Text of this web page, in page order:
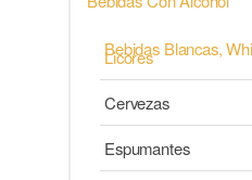
Bebidas Blancas,
Licores
Cervezas
Espumantes